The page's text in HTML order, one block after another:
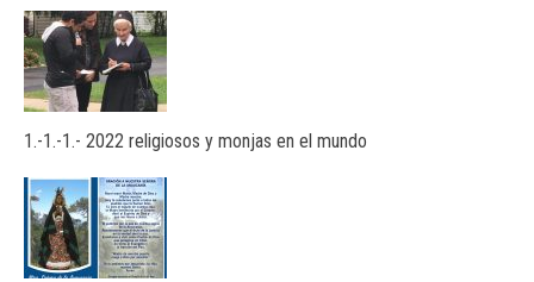
1.-1.-1.- 2022 religiosos y monjas en el mundo